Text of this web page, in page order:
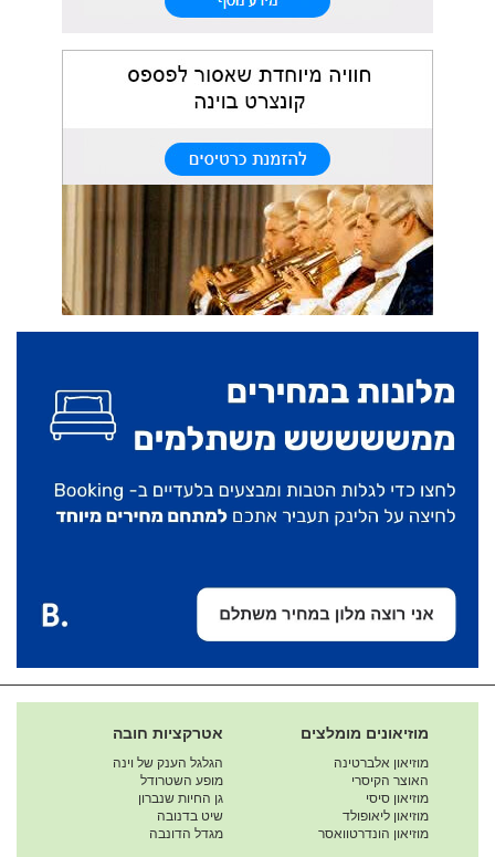
מוזיאונים מומלצים
מוזיאון אלברטינה
האוצר הקיסרי
מוזיאון סיסי
מוזיאון ליאופולד
מוזיאון הונדרטוואסר
אטרקציות חובה
הגלגל הענק של וינה
מופע השטרודל
גן החיות שנברון
שיט בדנובה
מגדל הדונבה